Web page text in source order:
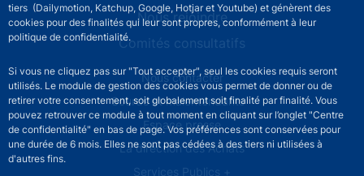
tiers (Dailymotion, Katchup, Google, Hotjar et Youtube) et génèrent des
cookies pour des finalités qui leur sont propres, conformément à leur
politique de confidentialité.
Si vous ne cliquez pas sur "Tout accepter", seul les cookies requis seront
utilisés. Le module de gestion des cookies vous permet de donner ou de
retirer votre consentement, soit globalement soit finalité par finalité. Vous
pouvez retrouver ce module à tout moment en cliquant sur l’onglet "Centre
de confidentialité" en bas de page. Vos préférences sont conservées pour
une durée de 6 mois. Elles ne sont pas cédées à des tiers ni utilisées à
d'autres fins.
Nous rejoindre
Comités consultatifs
Footer secondary menuNous contacter
Sourds et malentendants
Espace presse
La direction des Achats
Services Publics +